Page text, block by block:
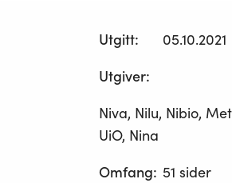
Utgitt:
05.10.2021
Utgiver:
Niva, Nilu, Nibio,
UiO, Nina
Omfang: 51 sider